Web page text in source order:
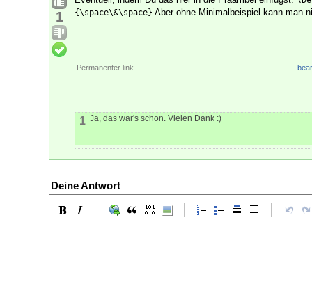
1
{\space\&\space} Aber ohne Minimalbeispiel kann man
Permanenter link
1 Ja, das war's schon. Vielen Dank :)
Deine Antwort